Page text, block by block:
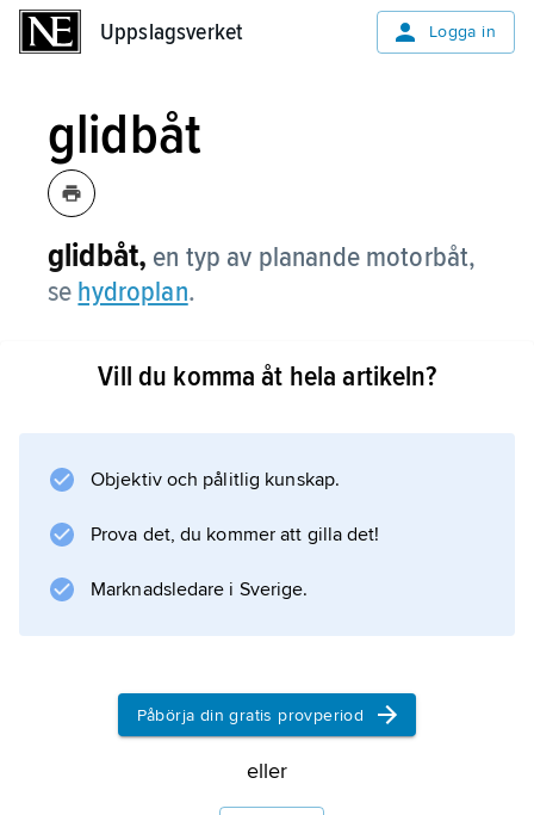
Uppslagsverket Logga in
glidbåt
glidbåt, en typ av planande motorbåt,
se hydroplan.
Vill du komma åt hela artikeln?
Objektiv och pålitlig kunskap.
Prova det, du kommer att gilla det!
Marknadsledare i Sverige.
Påbörja din gratis provperiod
eller